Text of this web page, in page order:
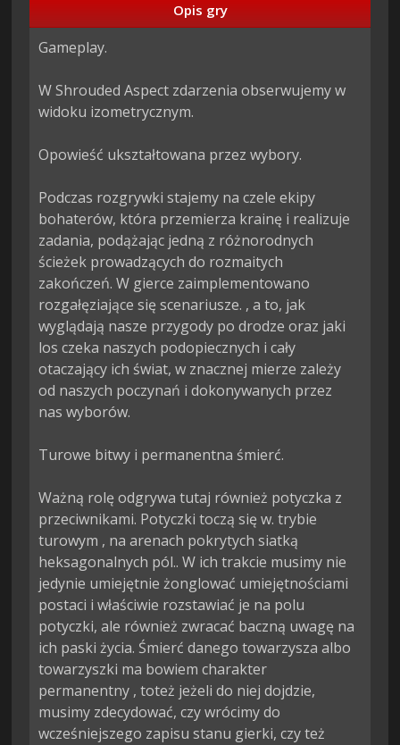
Opis gry
Gameplay.
W Shrouded Aspect zdarzenia obserwujemy w
widoku izometrycznym.
Opowieść ukształtowana przez wybory.
Podczas rozgrywki stajemy na czele ekipy
bohaterów, która przemierza krainę i realizuje
zadania, podążając jedną z różnorodnych
ścieżek prowadzących do rozmaitych
zakończeń. W gierce zaimplementowano
rozgałęziające się scenariusze. , a to, jak
wyglądają nasze przygody po drodze oraz jaki
los czeka naszych podopiecznych i cały
otaczający ich świat, w znacznej mierze zależy
od naszych poczynań i dokonywanych przez
nas wyborów.
Turowe bitwy i permanentna śmierć.
Ważną rolę odgrywa tutaj również potyczka z
przeciwnikami. Potyczki toczą się w. trybie
turowym , na arenach pokrytych siatką
heksagonalnych pól.. W ich trakcie musimy nie
jedynie umiejętnie żonglować umiejętnościami
postaci i właściwie rozstawiać je na polu
potyczki, ale również zwracać baczną uwagę na
ich paski życia. Śmierć danego towarzysza albo
towarzyszki ma bowiem charakter
permanentny , toteż jeżeli do niej dojdzie,
musimy zdecydować, czy wrócimy do
wcześniejszego zapisu stanu gierki, czy też